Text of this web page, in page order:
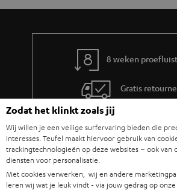
r
i
e
8 weken
Gratis
Inhouse
Audio-expertise
Zodat het klinkt zoals jij
Wij willen je een veilige surfervaring bieden die
interesses. Teufel maakt hiervoor gebruik van
trackingtechnologieën op deze websites – ook van
diensten voor personalisatie.
Met cookies verwerken, wij en andere
leren wij wat je leuk vindt - via jouw gedrag op